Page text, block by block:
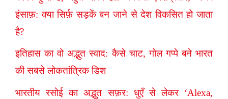
इंसाफ़: क्या सिर्फ़ सड़कें बन जाने से देश विकसित हो जाता
है?
इतिहास का वो अद्भुत स्वाद: कैसे चाट, गोल गप्पे बने भारत
की सबसे लोकतांत्रिक डिश
भारतीय रसोई का अद्भुत सफ़र: धुएँ से लेकर ‘Alexa,